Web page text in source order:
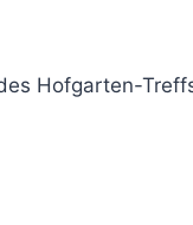
Hofgarten-